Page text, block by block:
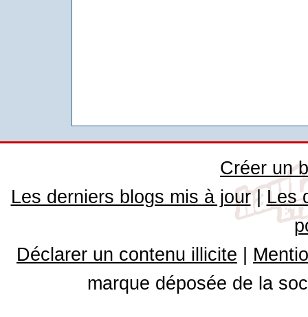
Créer un
Les derniers blogs mis à jour| Les
Déclarer un contenu illicite
marque déposée de la